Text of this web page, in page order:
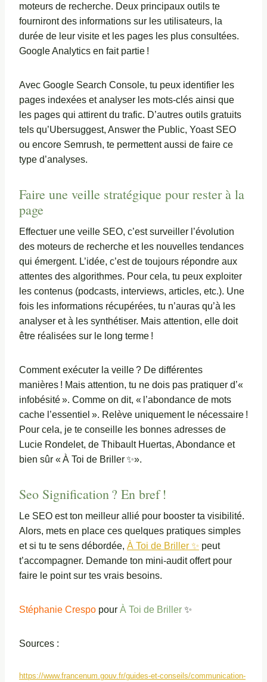
moteurs de recherche. Deux principaux outils te
fourniront des informations sur les utilisateurs, la
durée de leur visite et les pages les plus consultées.
Google Analytics en fait partie !
Avec Google Search Console, tu peux identifier les
pages indexées et analyser les mots-clés ainsi que
les pages qui attirent du trafic. D’autres outils gratuits
tels qu’Ubersuggest, Answer the Public, Yoast SEO
ou encore Semrush, te permettent aussi de faire ce
type d’analyses.
Faire une veille stratégique pour rester à la
page
Effectuer une veille SEO, c’est surveiller l’évolution
des moteurs de recherche et les nouvelles tendances
qui émergent. L’idée, c’est de toujours répondre aux
attentes des algorithmes. Pour cela, tu peux exploiter
les contenus (podcasts, interviews, articles, etc.). Une
fois les informations récupérées, tu n’auras qu’à les
analyser et à les synthétiser. Mais attention, elle doit
être réalisées sur le long terme !
Comment exécuter la veille ? De différentes
manières ! Mais attention, tu ne dois pas pratiquer d’«
infobésité ». Comme on dit, « l’abondance de mots
cache l’essentiel ». Relève uniquement le nécessaire !
Pour cela, je te conseille les bonnes adresses de
Lucie Rondelet, de Thibault Huertas, Abondance et
bien sûr « À Toi de Briller ✨».
Seo Signification ? En bref !
Le SEO est ton meilleur allié pour booster ta visibilité.
Alors, mets en place ces quelques pratiques simples
et si tu te sens débordée, À Toi de Briller ✨ peut
t’accompagner. Demande ton mini-audit offert pour
faire le point sur tes vrais besoins.
Stéphanie Crespo pour À Toi de Briller ✨
Sources :
https://www.francenum.gouv.fr/guides-et-conseils/communication-